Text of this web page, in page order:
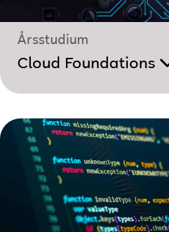
Årsstudium
Cloud Foundations